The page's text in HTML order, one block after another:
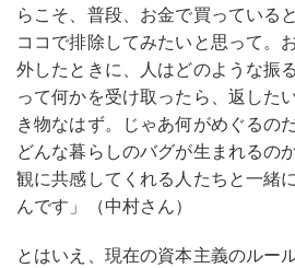
らこそ、普段、お金で買っている
ココで排除してみたいと思って。
外したときに、人はどのような振
って何かを受け取ったら、返した
き物なはず。じゃあ何がめぐるの
どんな暮らしのバグが生まれるの
観に共感してくれる人たちと一緒
んです」（中村さん）
とはいえ、現在の資本主義のルー